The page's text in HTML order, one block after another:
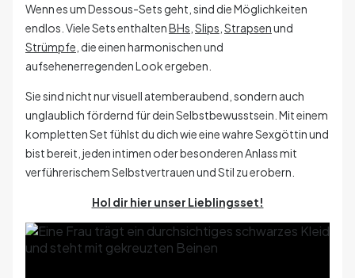
Wenn es um Dessous-Sets geht, sind die Möglichkeiten
endlos. Viele Sets enthaltenBHs Slips Strapsenund
Strümpfe , die einen harmonischen und
aufsehenerregenden Look ergeben.
Sie sind nicht nur visuell atemberaubend, sondern auch
unglaublich fördernd für dein Selbstbewusstsein. Mit einem
kompletten Set fühlst du dich wie eine wahre Sexgöttin und
bist bereit, jeden intimen oder besonderen Anlass mit
verführerischem Selbstvertrauen und Stil zu erobern.
Hol dir hier unser Lieblingsset!